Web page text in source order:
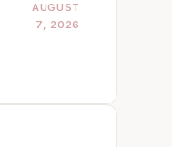
AUGUST
7, 2026